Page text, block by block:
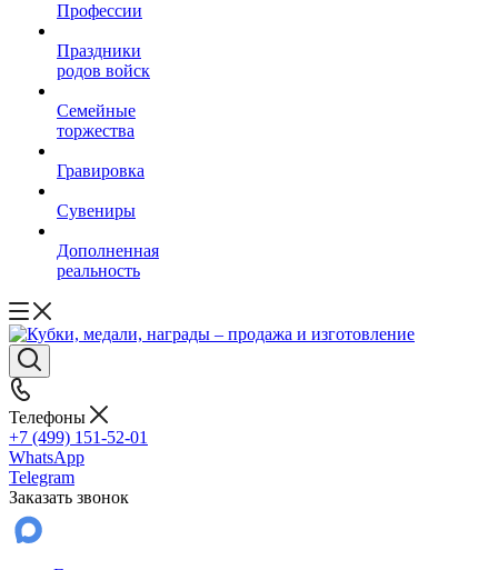
Профессии
Праздники
родов войск
Семейные
торжества
Гравировка
Сувениры
Дополненная
реальность
Телефоны
+7 (499) 151-52-01
WhatsApp
Telegram
Заказать звонок